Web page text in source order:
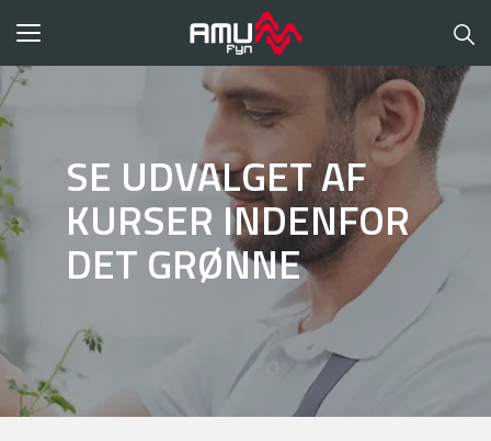
Toggle
SE UDVALGET AF
KURSER INDENFOR
DET GRØNNE